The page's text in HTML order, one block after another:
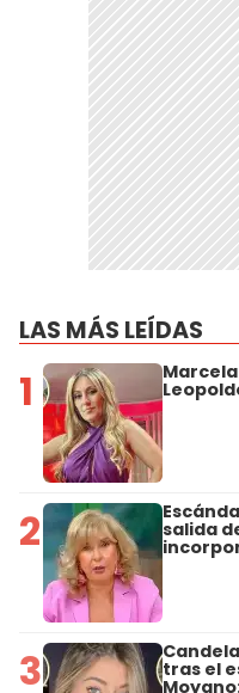
LAS MÁS LEÍDAS
1
2 salida
3 tras el